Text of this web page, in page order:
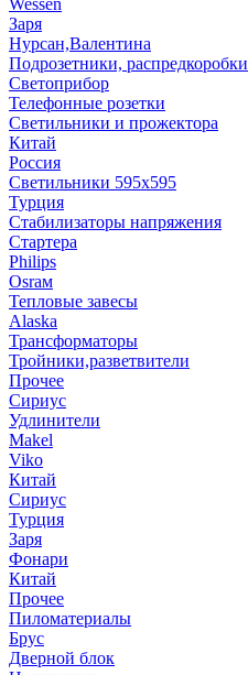
Wessen
Заря
Нурсан,Валентина
Подрозетники, распредкоробки
Светоприбор
Телефонные розетки
Светильники и прожектора
Китай
Россия
Светильники 595х595
Турция
Стабилизаторы напряжения
Стартера
Philips
Оsrам
Тепловые завесы
Alaska
Трансформаторы
Тройники,разветвители
Прочее
Сириус
Удлинители
Makel
Viko
Китай
Сириус
Турция
Заря
Фонари
Китай
Прочее
Пиломатериалы
Брус
Дверной блок